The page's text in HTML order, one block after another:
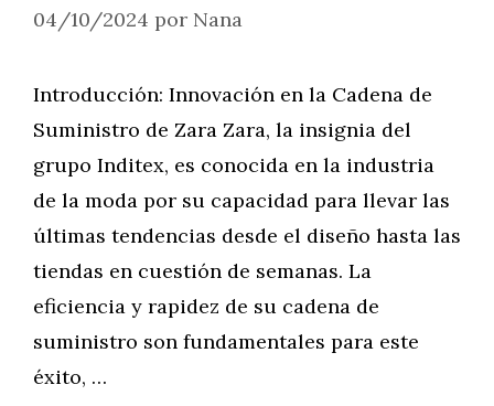
04/10/2024 por Nana
Introducción: Innovación en la Cadena de
Suministro de Zara Zara, la insignia del
grupo Inditex, es conocida en la industria
de la moda por su capacidad para llevar las
últimas tendencias desde el diseño hasta las
tiendas en cuestión de semanas. La
eficiencia y rapidez de su cadena de
suministro son fundamentales para este
éxito, …